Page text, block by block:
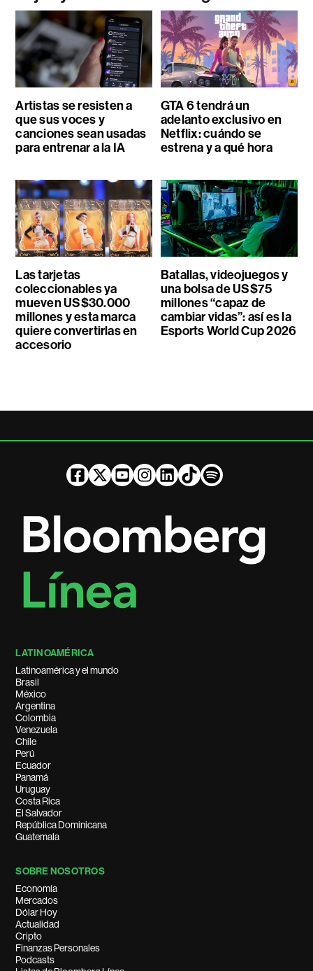
Artistas se resisten a
que sus voces y
canciones sean usadas
para entrenar a la IA
GTA 6 tendrá un
adelanto exclusivo en
Netflix: cuándo se
estrena y a qué hora
Las tarjetas
coleccionables ya
mueven US$30.000
millones y esta marca
quiere convertirlas en
accesorio
Batallas, videojuegos y
una bolsa de US$75
millones “capaz de
cambiar vidas”: así es la
Esports World Cup 2026
LATINOAMÉRICA
Latinoamérica y el mundo
Brasil
México
Argentina
Colombia
Venezuela
Chile
Perú
Ecuador
Panamá
Uruguay
Costa Rica
El Salvador
República Dominicana
Guatemala
SOBRE NOSOTROS
Economía
Mercados
Dólar Hoy
Actualidad
Cripto
Finanzas Personales
Podcasts